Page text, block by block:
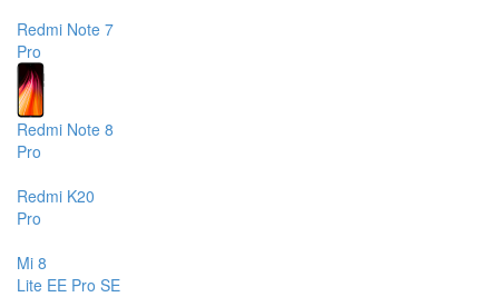
Redmi Note 7
Pro
Redmi Note 8
Pro
Redmi K20
Pro
Mi 8
Lite EE Pro SE